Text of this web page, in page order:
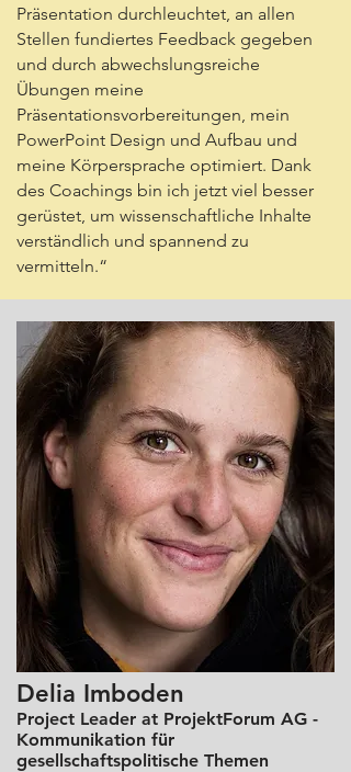
Präsentation durchleuchtet, an allen
Stellen fundiertes Feedback gegeben
und durch abwechslungsreiche
Übungen meine
Präsentationsvorbereitungen, mein
PowerPoint Design und Aufbau und
meine Körpersprache optimiert. Dank
des Coachings bin ich jetzt viel besser
gerüstet, um wissenschaftliche Inhalte
verständlich und spannend zu
vermitteln.“
Delia Imboden
Project Leader at ProjektForum AG -
Kommunikation für
gesellschaftspolitische Themen